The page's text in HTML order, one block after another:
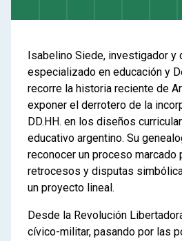
Isabelino Siede, investigador y
especializado en educación y
recorre la historia reciente de
exponer el derrotero de la
DD.HH. en los diseños
educativo argentino. Su
reconocer un proceso marcado
retrocesos y disputas
un proyecto lineal.
Desde la Revolución
cívico-militar, pasando por las